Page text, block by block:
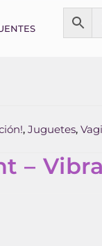
, Juguetes,
–